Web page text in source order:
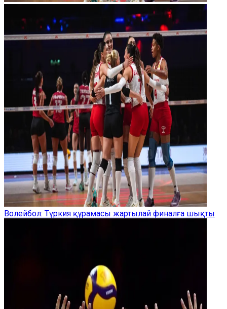
Волейбол: Түркия құрамасы жартылай финалға шықты